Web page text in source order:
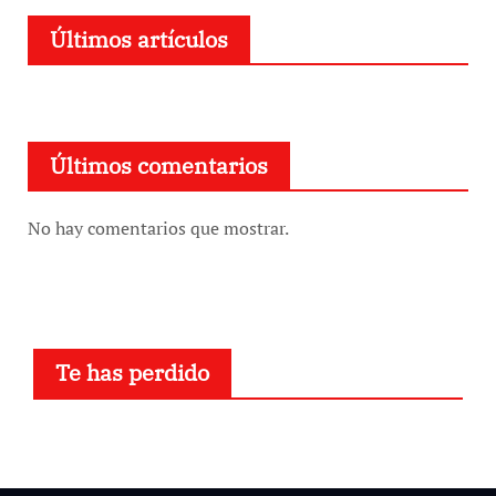
Últimos artículos
Últimos comentarios
No hay comentarios que mostrar.
Te has perdido